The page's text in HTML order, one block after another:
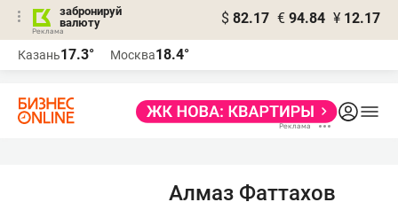
забронируй
валюту
$ 82.17 € 94.84 ¥ 12.17
Казань17.3° Москва18.4°
Алмаз Фаттахов